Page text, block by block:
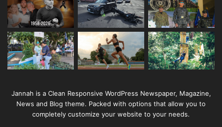
Jannah is a Clean Responsive WordPress Newspaper, Magazine,
News and Blog theme. Packed with options that allow you to
completely customize your website to your needs.